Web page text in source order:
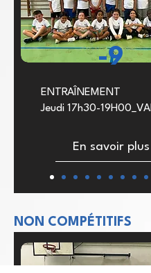
-9
ENTRAÎNEMENT
Jeudi 17h30-
En savoir plus
NON COMPÉTITIFS